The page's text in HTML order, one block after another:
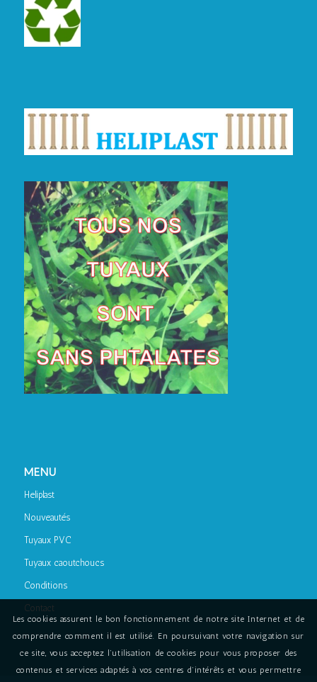
MENU
Heliplast
Nouveautés
Tuyaux PVC
Tuyaux caoutchoucs
Conditions
Contact
Les cookies assurent le bon fonctionnement de notre site Internet et de
comprendre comment il est utilisé. En poursuivant votre navigation sur
ce site, vous acceptez l’utilisation de cookies pour vous proposer des
contenus et services adaptés à vos centres d’intérêts et vous permettre